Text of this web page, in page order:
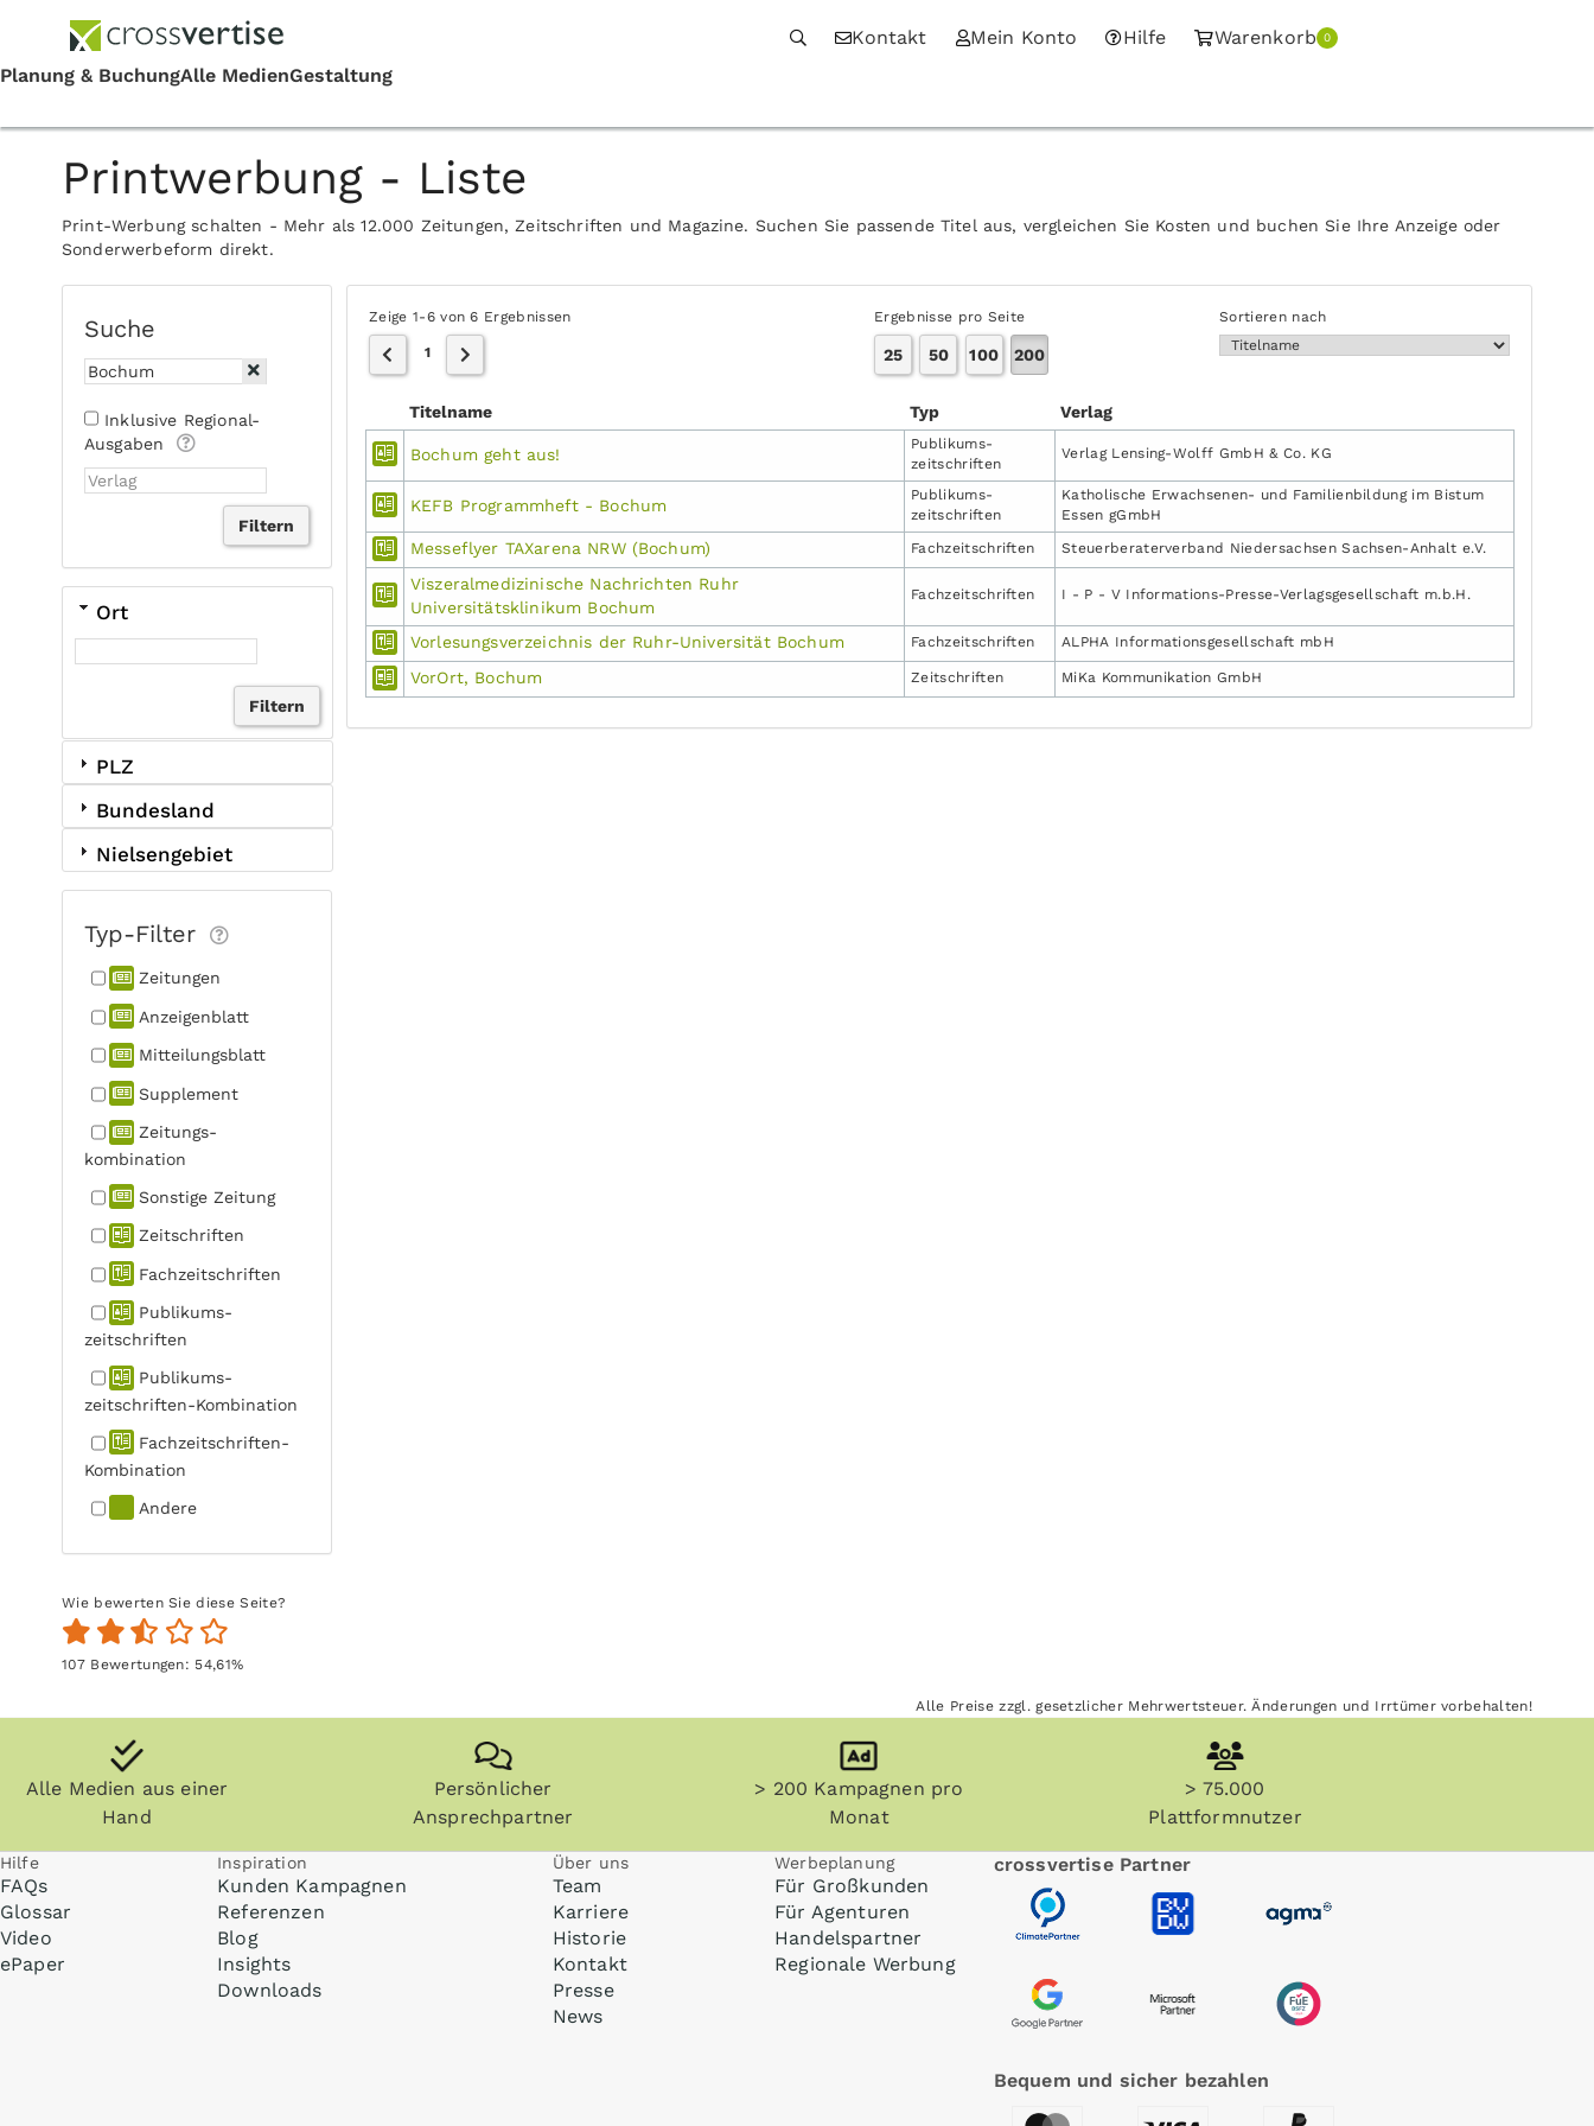
Kontakt Mein Konto Hilfe Warenkorb 0
Printwerbung - Liste
Print-Werbung schalten - Mehr als 12.000 Zeitungen, Zeitschriften und Magazine. Suchen Sie passende Titel aus, vergleichen Sie Kosten und buchen Sie Ihre Anzeige oder
Sonderwerbeform direkt.
Suche
Inklusive Regional-
Ausgaben
Ort
PLZ
Bundesland
Nielsengebiet
Typ-Filter
Zeitungen
Anzeigen­blatt
Mitteilungs­blatt
Supplement
Zeitungs­
kombination
Sonstige Zeitung
Zeitschriften
Fachzeit­schriften
Publikums­
zeitschriften
Publikums­
zeitschriften-Kombination
Fachzeit­schriften-
Kombination
Andere
Zeige 1-6 von 6 Ergebnissen Ergebnisse pro Seite Sortieren nach
1 25 50 100 200
Titelname Typ Verlag
Bochum geht aus!
Publikums­
zeitschriften
Verlag Lensing-Wolff GmbH & Co. KG
KEFB Programmheft - Bochum
Publikums­
zeitschriften
Katholische Erwachsenen- und Familienbildung im Bistum
Essen gGmbH
Messeflyer TAXarena NRW (Bochum) Fachzeit­schriften Steuerberaterverband Niedersachsen Sachsen-Anhalt e.V.
Viszeralmedizinische Nachrichten Ruhr
Universitätsklinikum Bochum
Fachzeit­schriften I - P - V Informations-Presse-Verlagsgesellschaft m.b.H.
Vorlesungsverzeichnis der Ruhr-Universität Bochum Fachzeit­schriften ALPHA Informationsgesellschaft mbH
VorOrt, Bochum Zeitschriften MiKa Kommunikation GmbH
Wie bewerten Sie diese Seite?
107Bewertungen: 54,61%
Alle Preise zzgl. gesetzlicher Mehrwertsteuer. Änderungen und Irrtümer vorbehalten!
Alle Medien aus einer
Hand
Persönlicher
Ansprechpartner
> 200 Kampagnen pro
Monat
> 75.000
Plattformnutzer
Hilfe
FAQs
Glossar
Video
ePaper
Inspiration
Kunden Kampagnen
Referenzen
Blog
Insights
Downloads
Über uns
Team
Karriere
Historie
Kontakt
Presse
News
Werbeplanung
Für Großkunden
Für Agenturen
Handelspartner
Regionale Werbung
crossvertise Partner
Bequem und sicher bezahlen